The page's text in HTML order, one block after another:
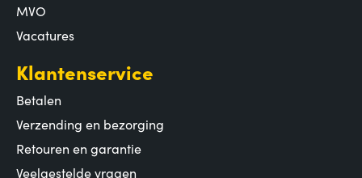
MVO
Vacatures
Klantenservice
Betalen
Verzending en bezorging
Retouren en garantie
Veelgestelde vragen